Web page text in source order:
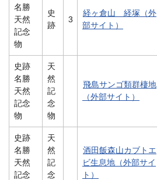
名勝
天然
記念
物
史
跡
3
経ヶ倉山 経塚（外
部サイト）
史跡
名勝
天然
記念
物
天
然
記
念
物
飛島サンゴ類群棲地
（外部サイト）
史跡
名勝
天然
記念
天
然
記
念
酒田飯森山カブトエ
ビ生息地（外部サイ
ト）